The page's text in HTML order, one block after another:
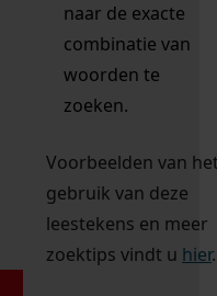
naar de exacte
combinatie van
woorden te
zoeken.
Voorbeelden van
gebruik van deze
leestekens en meer
zoektips vindt u hier.